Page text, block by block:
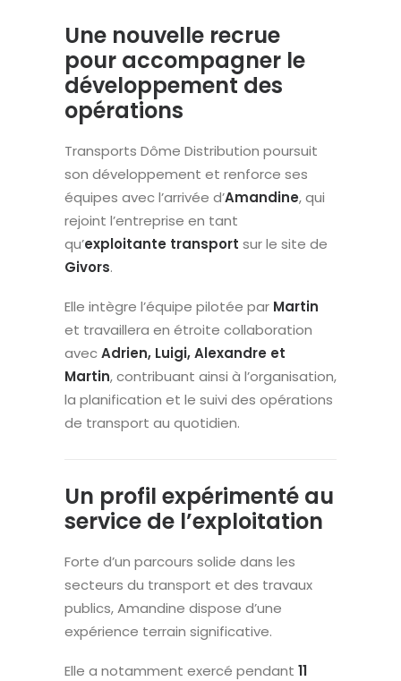
Une nouvelle recrue
pour accompagner le
développement des
opérations
Transports Dôme Distribution poursuit
son développement et renforce ses
équipes avec l’arrivée d’Amandine, qui
rejoint l’entreprise en tant
qu’exploitante transport sur le site de
Givors.
Elle intègre l’équipe pilotée par Martin
et travaillera en étroite collaboration
avecAdrien, Luigi, Alexandre et
Martin, contribuant ainsi à l’organisation,
la planification et le suivi des opérations
de transport au quotidien.
Un profil expérimenté au
service de l’exploitation
Forte d’un parcours solide dans les
secteurs du transport et des travaux
publics, Amandine dispose d’une
expérience terrain significative.
Elle a notamment exercé pendant 11